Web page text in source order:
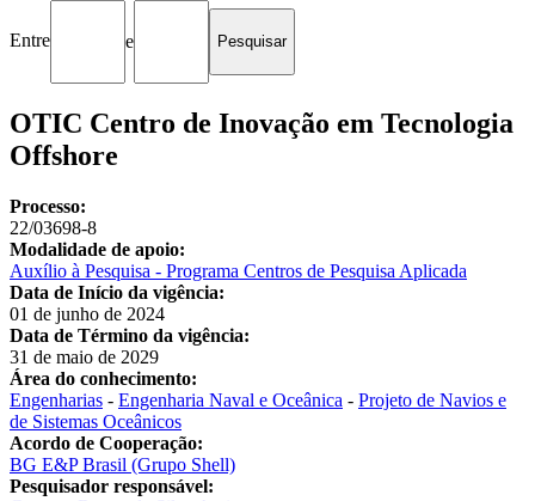
Entre e
OTIC Centro de Inovação em Tecnologia
Offshore
Processo:
22/03698-8
Modalidade de apoio:
Auxílio à Pesquisa - Programa Centros de Pesquisa Aplicada
Data de Início da vigência:
01 de junho de 2024
Data de Término da vigência:
31 de maio de 2029
Área do conhecimento:
Engenharias - Engenharia Naval e Oceânica - Projeto de Navios e
de Sistemas Oceânicos
Acordo de Cooperação:
BG E&P Brasil (Grupo Shell)
Pesquisador responsável: